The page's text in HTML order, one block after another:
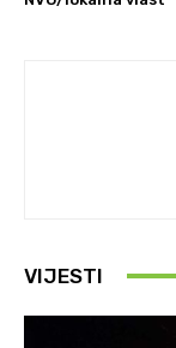
VIJESTI